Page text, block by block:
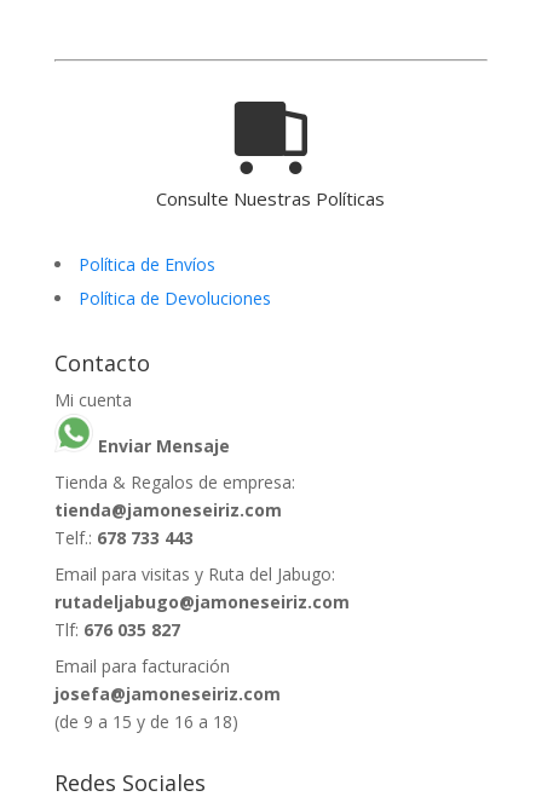
Consulte Nuestras Políticas
Política de Envíos
Política de Devoluciones
Contacto
Mi cuenta
Enviar Mensaje
Tienda & Regalos de empresa:
tienda@jamoneseiriz.com
Telf.: 678 733 443
Email para visitas y Ruta del Jabugo:
rutadeljabugo@jamoneseiriz.com
Tlf: 676 035 827
Email para facturación
josefa@jamoneseiriz.com
(de 9 a 15 y de 16 a 18)
Redes Sociales